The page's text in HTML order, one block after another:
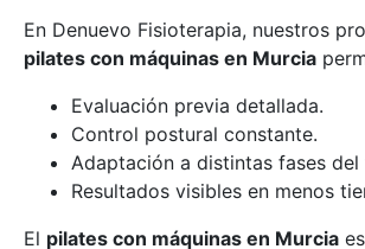
En Denuevo Fisioterapia, nuestros
pilates con máquinas en Murcia
Evaluación previa detallada.
Control postural constante.
Adaptación a distintas fases
Resultados visibles en menos
El pilates con máquinas en Murcia